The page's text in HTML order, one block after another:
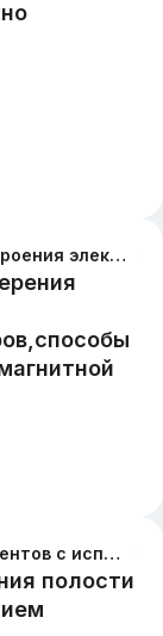
магнитные измерения (принципы построения электроизмерительных приборов,способы измерения магнитного потока,магнитной индукции)
Оценка состояния полости рта у пациентов с использованием индексных методов